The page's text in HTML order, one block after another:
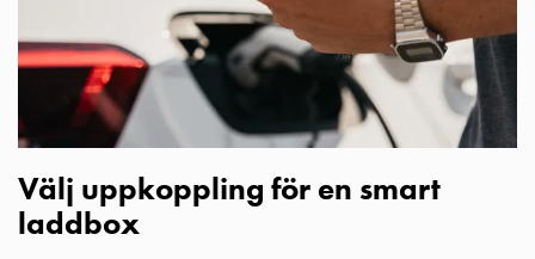
Att
tänka
inför
av
laddbox
Välj uppkoppling för en smart
laddbox